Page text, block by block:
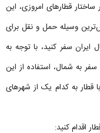
قطارهای امروزی، این
وسیله حمل و نقل برای
سفر کنید، با توجه به
به شمال، استفاده از این
قطار به کدام یک از شهرهای
اقدام کنید: